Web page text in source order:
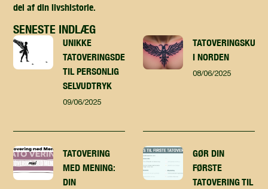
del af din livshistorie.
SENESTE INDLÆG
UNIKKE
TATOVERINGSDESIGN
TIL PERSONLIG
SELVUDTRYK
09/06/2025
TATOVERINGSKUNST
I NORDEN
08/06/2025
TATOVERING
MED MENING:
DIN
GØR DIN
FØRSTE
TATOVERING TIL